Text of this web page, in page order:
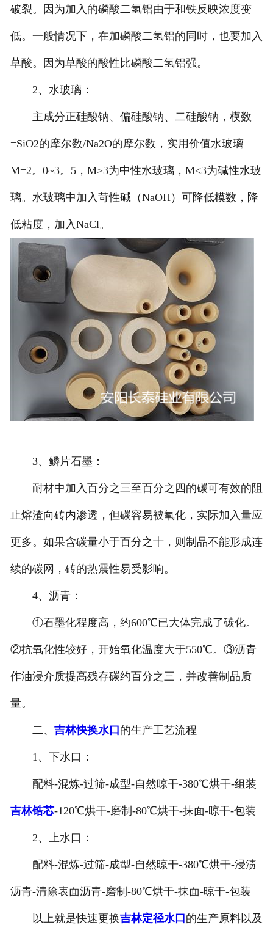
破裂。因为加入的磷酸二氢铝由于和铁反映浓度变
低。一般情况下，在加磷酸二氢铝的同时，也要加入
草酸。因为草酸的酸性比磷酸二氢铝强。
2、水玻璃：
主成分正硅酸钠、偏硅酸钠、二硅酸钠，模数
=SiO2的摩尔数/Na2O的摩尔数，实用价值水玻璃
M=2。0~3。5，M≥3为中性水玻璃，M<3为碱性水玻
璃。水玻璃中加入苛性碱（NaOH）可降低模数，降
低粘度，加入NaCl。
3、鳞片石墨：
耐材中加入百分之三至百分之四的碳可有效的阻
止熔渣向砖内渗透，但碳容易被氧化，实际加入量应
更多。如果含碳量小于百分之十，则制品不能形成连
续的碳网，砖的热震性易受影响。
4、沥青：
①石墨化程度高，约600℃已大体完成了碳化。
②抗氧化性较好，开始氧化温度大于550℃。③沥青
作油浸介质提高残存碳约百分之三，并改善制品质
量。
二、 吉林快换水口 的生产工艺流程
1、下水口：
配料-混炼-过筛-成型-自然晾干-380℃烘干-组装
吉林锆芯-120℃烘干-磨制-80℃烘干-抹面-晾干-包装
2、上水口：
配料-混炼-过筛-成型-自然晾干-380℃烘干-浸渍
沥青-清除表面沥青-磨制-80℃烘干-抹面-晾干-包装
以上就是快速更换吉林定径水口 的生产原料以及